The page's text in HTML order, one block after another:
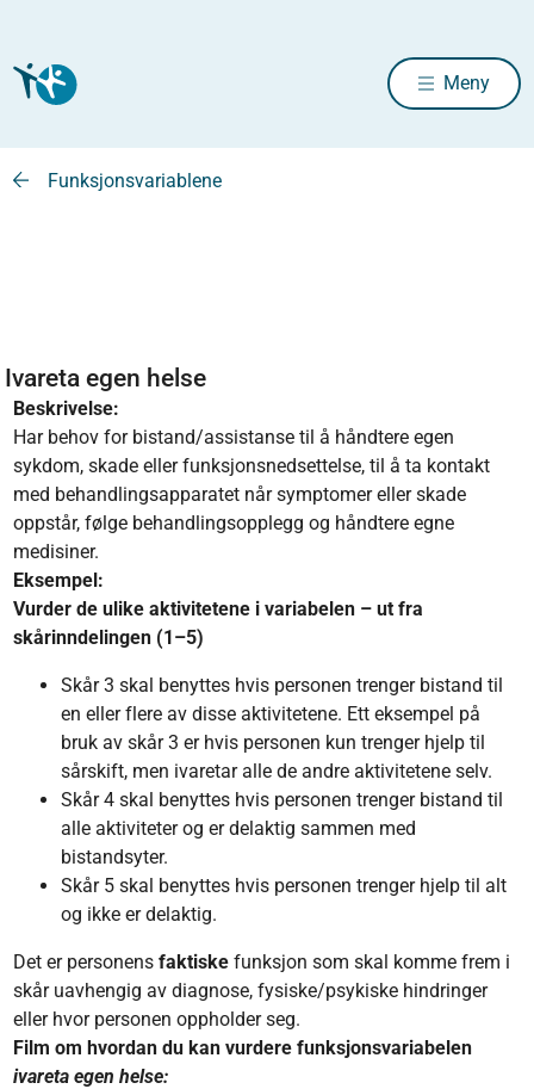
Meny
Funksjonsvariablene
Ivareta egen helse
Beskrivelse:
Har behov for bistand/assistanse til å håndtere egen
sykdom, skade eller funksjonsnedsettelse, til å ta kontakt
med behandlingsapparatet når symptomer eller skade
oppstår, følge behandlingsopplegg og håndtere egne
medisiner.
Eksempel:
Vurder de ulike aktivitetene i variabelen – ut fra
skårinndelingen (1–5)
Skår 3 skal benyttes hvis personen trenger bistand til
en eller flere av disse aktivitetene. Ett eksempel på
bruk av skår 3 er hvis personen kun trenger hjelp til
sårskift, men ivaretar alle de andre aktivitetene selv.
Skår 4 skal benyttes hvis personen trenger bistand til
alle aktiviteter og er delaktig sammen med
bistandsyter.
Skår 5 skal benyttes hvis personen trenger hjelp til alt
og ikke er delaktig.
Det er personensfaktiske funksjon som skal komme frem i
skår uavhengig av diagnose, fysiske/psykiske hindringer
eller hvor personen oppholder seg.
Film om hvordan du kan vurdere funksjonsvariabelen
ivareta egen helse: